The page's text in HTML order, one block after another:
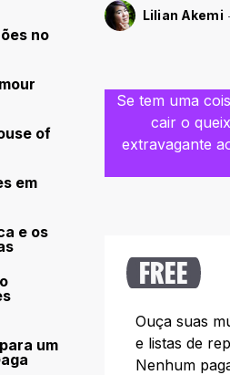
no
of
em
e os
um
Lilian Akemi
Se tem uma
cair o
extravagante
FREE
Ouça suas
e listas de
Nenhum